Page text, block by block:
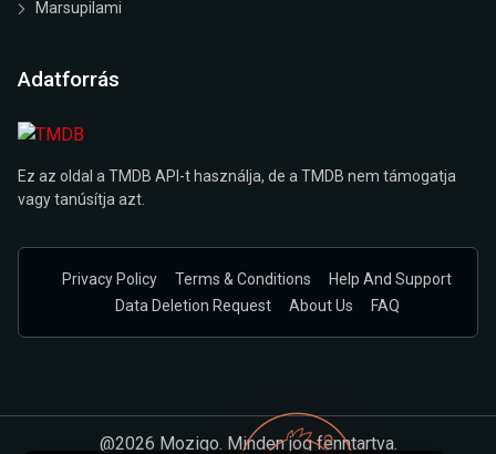
Marsupilami
Adatforrás
Ez az oldal a TMDB API-t használja, de a TMDB nem támogatja
vagy tanúsítja azt.
Privacy Policy Terms & Conditions
Help And Support
Data Deletion Request
About Us FAQ
@2026 Mozigo. Minden jog fenntartva.